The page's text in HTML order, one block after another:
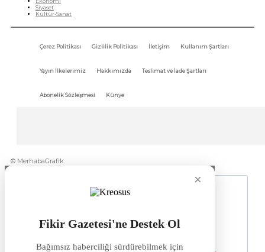
Siyaset
Kültür-Sanat
Çerez Politikası Gizlilik Politikası İletişim Kullanım Şartları
Yayın İlkelerimiz Hakkımızda Teslimat ve İade Şartları
Abonelik Sözleşmesi Künye
© MerhabaGrafik
×
Fikir Gazetesi'ne Destek Ol
Bağımsız haberciliği sürdürebilmek için